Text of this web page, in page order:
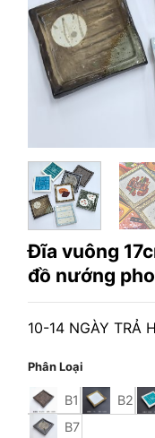
Đĩa vuông
đồ nướng
10-14 NGÀY TRẢ
Phân Loại
B1 B2
B7